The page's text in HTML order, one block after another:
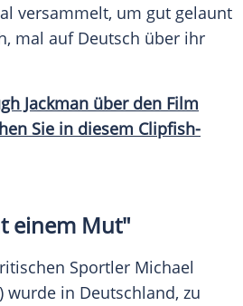
versammelt, um gut gelaunt
mal auf Deutsch über ihr
Jackman über den Film
Sie in diesem Clipfish-
einem Mut"
Sportler Michael
wurde in Deutschland, zu